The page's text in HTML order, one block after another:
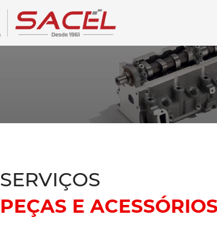
SERVIÇOS
PEÇAS E ACESSÓRIOS